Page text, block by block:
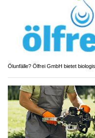
Ölunfälle? Ölfrei GmbH bietet